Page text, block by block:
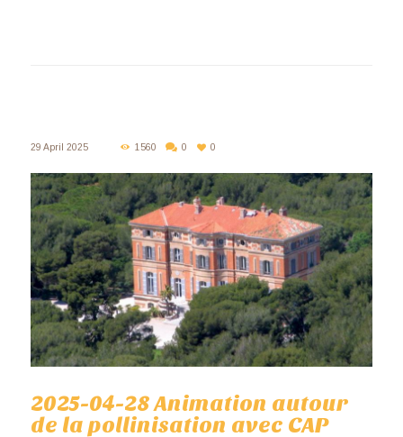
29 April 2025 1560 0 0
2025-04-28 Animation autour
de la pollinisation avec CAP